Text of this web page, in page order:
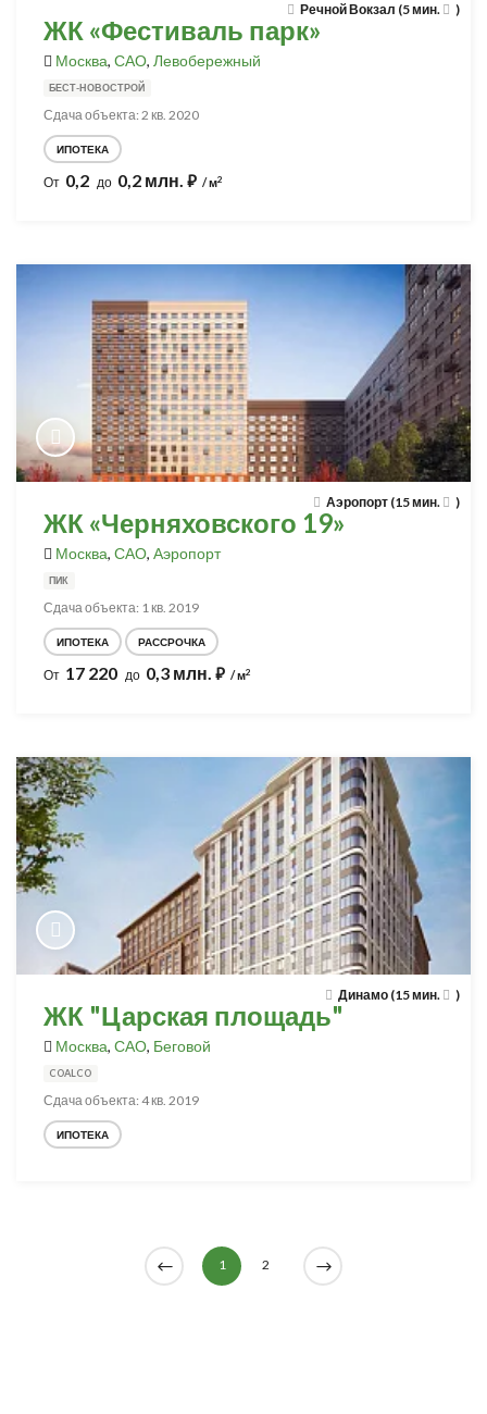
Речной Вокзал (5 мин. )
ЖК «Фестиваль парк»
Москва, САО, Левобережный
БЕСТ-НОВОСТРОЙ
Сдача объекта: 2 кв. 2020
ИПОТЕКА
От 0,2 до 0,2 млн. ⃏ / м2
Аэропорт (15 мин. )
ЖК «Черняховского 19»
Москва, САО, Аэропорт
ПИК
Сдача объекта: 1 кв. 2019
ИПОТЕКА РАССРОЧКА
От 17 220 до 0,3 млн. ⃏ / м2
Динамо (15 мин. )
ЖК "Царская площадь"
Москва, САО, Беговой
COALCO
Сдача объекта: 4 кв. 2019
ИПОТЕКА
1 2